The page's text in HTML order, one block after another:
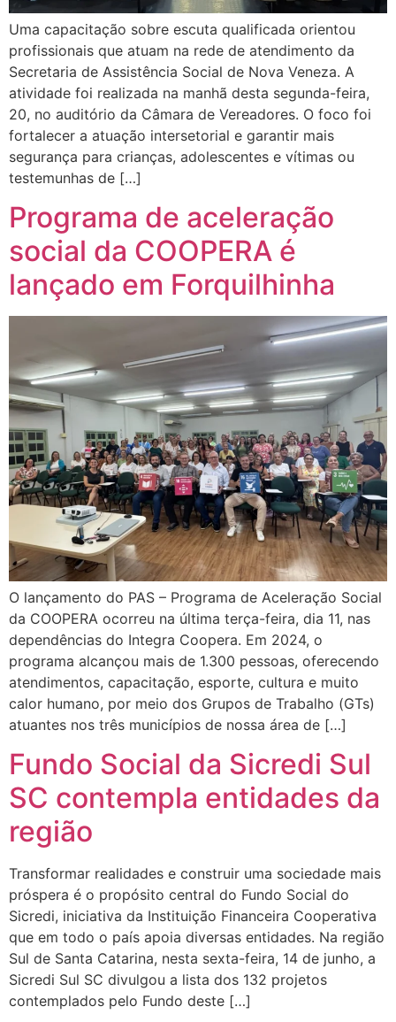
Uma capacitação sobre escuta qualificada orientou
profissionais que atuam na rede de atendimento da
Secretaria de Assistência Social de Nova Veneza. A
atividade foi realizada na manhã desta segunda-feira,
20, no auditório da Câmara de Vereadores. O foco foi
fortalecer a atuação intersetorial e garantir mais
segurança para crianças, adolescentes e vítimas ou
testemunhas de […]
Programa de aceleração
social da COOPERA é
lançado em Forquilhinha
O lançamento do PAS – Programa de Aceleração Social
da COOPERA ocorreu na última terça-feira, dia 11, nas
dependências do Integra Coopera. Em 2024, o
programa alcançou mais de 1.300 pessoas, oferecendo
atendimentos, capacitação, esporte, cultura e muito
calor humano, por meio dos Grupos de Trabalho (GTs)
atuantes nos três municípios de nossa área de […]
Fundo Social da Sicredi Sul
SC contempla entidades da
região
Transformar realidades e construir uma sociedade mais
próspera é o propósito central do Fundo Social do
Sicredi, iniciativa da Instituição Financeira Cooperativa
que em todo o país apoia diversas entidades. Na região
Sul de Santa Catarina, nesta sexta-feira, 14 de junho, a
Sicredi Sul SC divulgou a lista dos 132 projetos
contemplados pelo Fundo deste […]